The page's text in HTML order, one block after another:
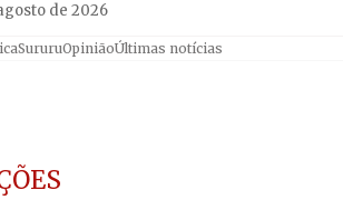
de 2026
SururuOpiniãoÚltimas notícias